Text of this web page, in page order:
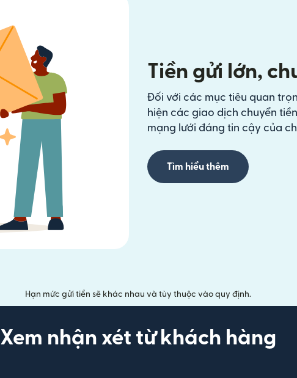
Tiền gửi lớn,
Đối với các mục tiêu quan
hiện các giao dịch chuyển
mạng lưới đáng tin cậy của
Tìm hiểu thêm
Hạn mức gửi tiền sẽ khác nhau và tùy thuộc vào quy định.
Xem nhận xét từ khách hàng